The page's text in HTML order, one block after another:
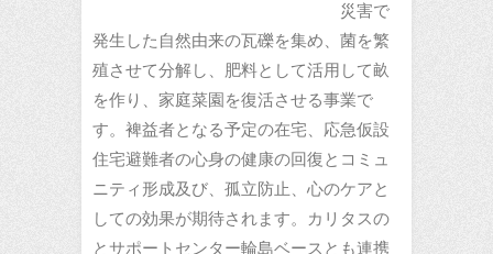
災害で
発生した自然由来の瓦礫を集め、菌を繁
殖させて分解し、肥料として活用して畝
を作り、家庭菜園を復活させる事業で
す。裨益者となる予定の在宅、応急仮設
住宅避難者の心身の健康の回復とコミュ
ニティ形成及び、孤立防止、心のケアと
しての効果が期待されます。カリタスの
とサポートセンター輪島ベースとも連携